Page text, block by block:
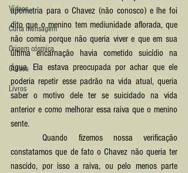
Vídeos
Curta mensagem
Origem cósmica
Cursos
Livros
apometria para o Chavez (não conosco) e lhe foi
dito que o menino tem mediunidade aflorada, que
não comia porque não queria viver e que em sua
última encarnação havia cometido suicídio na
água. Ela estava preocupada por achar que ele
poderia repetir esse padrão na vida atual, queria
saber o motivo dele ter se suicidado na vida
anterior e como melhorar essa raiva que o menino
sente.
	Quando fizemos nossa verificação
constatamos que de fato o Chavez não queria ter
nascido, por isso a raiva, ou pelo menos parte